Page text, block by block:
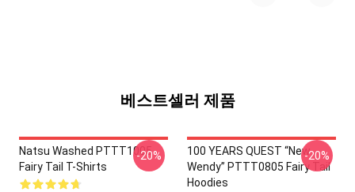
베스트셀러 제품
Natsu Washed PTTT1005
Fairy Tail T-Shirts
-20%
100 YEARS QUEST “New
Wendy” PTTT0805 Fairy Tail
Hoodies
-20%